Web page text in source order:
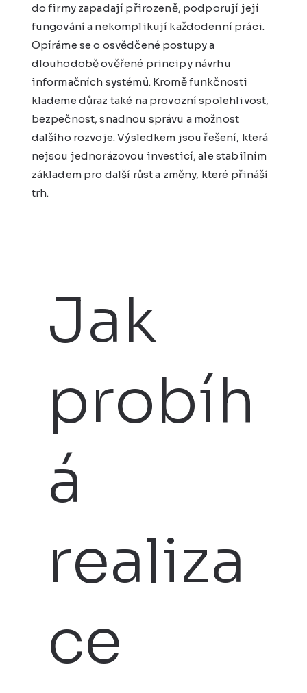
do firmy zapadají přirozeně, podporují její
fungování a nekomplikují každodenní práci.
Opíráme se o osvědčené postupy a
dlouhodobě ověřené principy návrhu
informačních systémů. Kromě funkčnosti
klademe důraz také na provozní spolehlivost,
bezpečnost, snadnou správu a možnost
dalšího rozvoje. Výsledkem jsou řešení, která
nejsou jednorázovou investicí, ale stabilním
základem pro další růst a změny, které přináší
trh.
Jak
probíh
á
realiza
ce